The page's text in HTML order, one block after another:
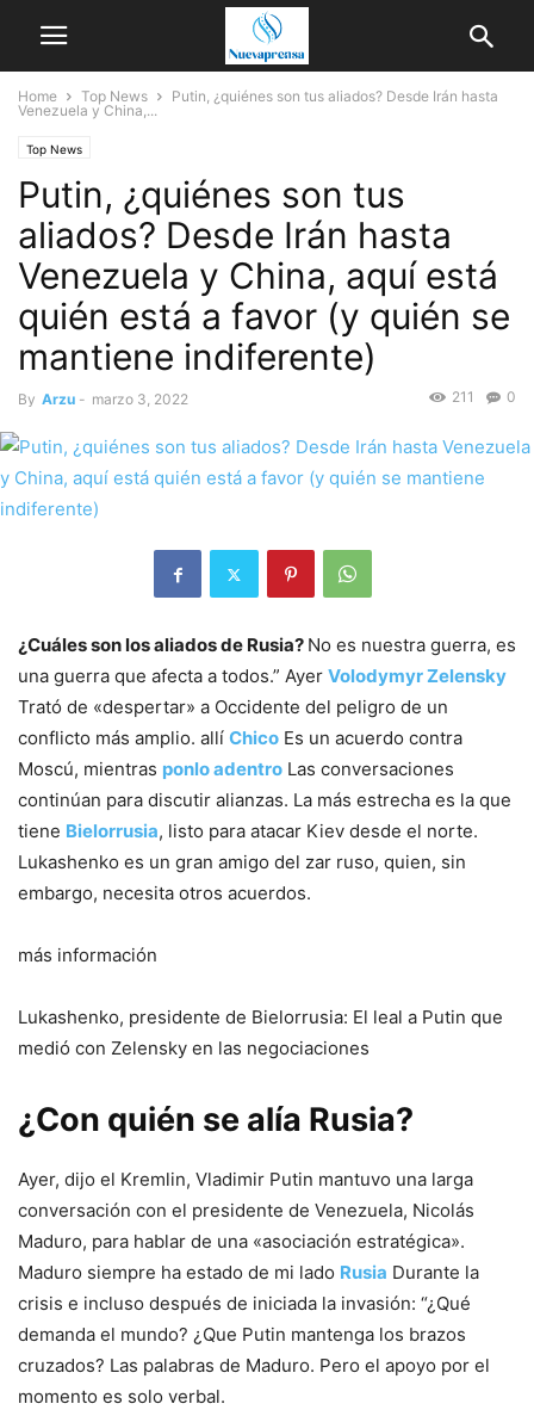
Home Top News
Putin, ¿quiénes son tus aliados? Desde Irán hasta
Venezuela y China,...
Top News
Putin, ¿quiénes son tus
aliados? Desde Irán hasta
Venezuela y China, aquí está
quién está a favor (y quién se
mantiene indiferente)
By Arzu - marzo 3, 2022 0
211
¿Cuáles son los aliados de Rusia? No es nuestra guerra, es
una guerra que afecta a todos.” Ayer Volodymyr Zelensky
Trató de «despertar» a Occidente del peligro de un
conflicto más amplio. allí Chico Es un acuerdo contra
Moscú, mientras ponlo adentro Las conversaciones
continúan para discutir alianzas. La más estrecha es la que
tiene Bielorrusia, listo para atacar Kiev desde el norte.
Lukashenko es un gran amigo del zar ruso, quien, sin
embargo, necesita otros acuerdos.
más información
Lukashenko, presidente de Bielorrusia: El leal a Putin que
medió con Zelensky en las negociaciones
¿Con quién se alía Rusia?
Ayer, dijo el Kremlin, Vladimir Putin mantuvo una larga
conversación con el presidente de Venezuela, Nicolás
Maduro, para hablar de una «asociación estratégica».
Maduro siempre ha estado de mi lado Rusia Durante la
crisis e incluso después de iniciada la invasión: “¿Qué
demanda el mundo? ¿Que Putin mantenga los brazos
cruzados? Las palabras de Maduro. Pero el apoyo por el
momento es solo verbal.